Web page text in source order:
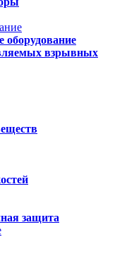
оборудование
взрывных
защита